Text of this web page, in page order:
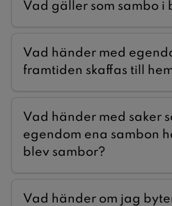
Vad gäller som sambo i
Vad händer med
framtiden skaffas till
Vad händer med saker
egendom ena sambon
blev sambor?
Vad händer om jag